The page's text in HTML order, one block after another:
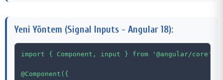
Yeni Yöntem (Signal Inputs - Angular 18):
import { Component, input } from '@angular/core';
@Component({